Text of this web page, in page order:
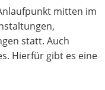
mitten im
statt. Auch
Hierfür gibt es eine